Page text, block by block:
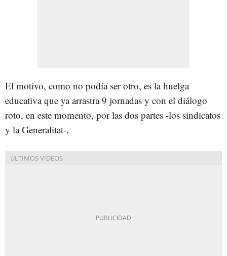
El motivo, como no podía ser otro, es la huelga
educativa que ya arrastra 9 jornadas y con el diálogo
roto, en este momento, por las dos partes -los sindicatos
y la Generalitat-.